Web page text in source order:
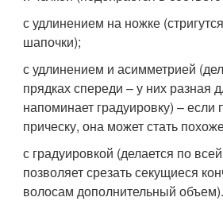
с удлинением на ножке
шапочки);
с удлинением и асимметрией
прядках спереди – у них разная
напоминает градуировку) – если
прическу, она может стать
с градуировкой (делается по
позволяет срезать секущиеся
волосам дополнительный объем).